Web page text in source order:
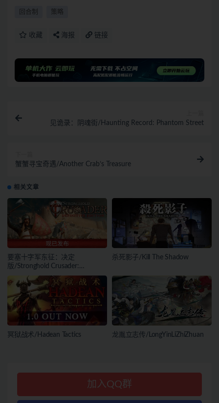
回合制 策略
收藏 海报 链接
见诡录：阴魂街/Haunting Record: Phantom Street
蟹蟹寻宝奇遇/Another Crab’s Treasure
相关文章
要塞十字军东征：决定
版/Stronghold Crusader:
Definitive Edition
杀死影子/Kill The Shadow
冥狱战术/Hadean Tactics 龙胤立志传/LongYinLiZhiZhuan
加入QQ群